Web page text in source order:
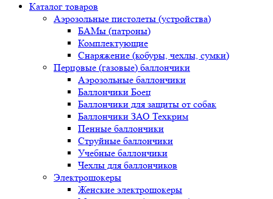
Каталог товаров
Аэрозольные пистолеты (устройства)
БАМы (патроны)
Комплектующие
Снаряжение (кобуры, чехлы, сумки)
Перцовые (газовые) баллончики
Аэрозольные баллончики
Баллончики Боец
Баллончики для защиты от собак
Баллончики ЗАО Техкрим
Пенные баллончики
Струйные баллончики
Учебные баллончики
Чехлы для баллончиков
Электрошокеры
Женские электрошокеры